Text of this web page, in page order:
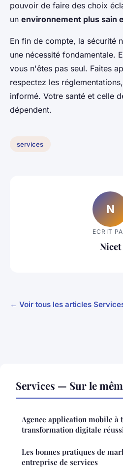
pouvoir de faire des choix
un environnement plus sain
En fin de compte, la sécurité
une nécessité fondamentale.
vous n'êtes pas seul. Faites
respectez les
informé. Votre santé et celle
dépendent.
services
N
ECRIT
Nicet
← Voir tous les articles
Services — Sur le
Agence application mobile à
transformation digitale
Les bonnes pratiques de
entreprise de services